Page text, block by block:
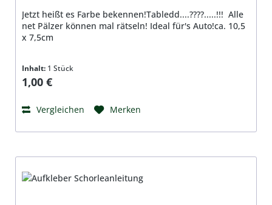
Jetzt heißt es Farbe bekennen!Tabledd....????.....!!! Alle
net Pälzer können mal rätseln! Ideal für's Auto!ca. 10,5
x 7,5cm
Inhalt: 1 Stück
Regulärer Preis:
1,00 €
Vergleichen Merken